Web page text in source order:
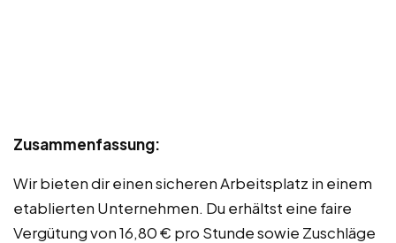
Zusammenfassung:
Wir bieten dir einen sicheren Arbeitsplatz in einem
etablierten Unternehmen. Du erhältst eine faire
Vergütung von 16,80 € pro Stunde sowie Zuschläge